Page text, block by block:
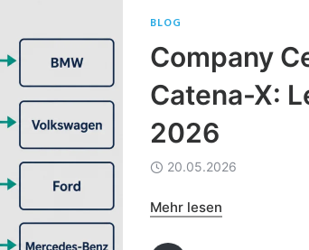
BLOG
Company
Catena-X:
2026
20.05.2026
Mehr lesen